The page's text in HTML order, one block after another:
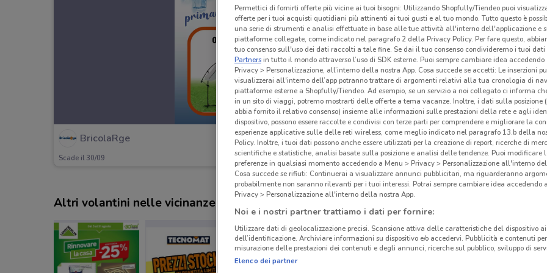
BricolaRge
Scade il 30/09 24.5 km
Altri volantini nelle vicinanze
e le
La
Permettici di fornirti offerte più vicine ai tuoi bisogni: Utilizzando Shopfully/Tiendeo puoi
offerte per i tuoi acquisti quotidiani più attinenti ai tuoi gusti e al tuo mondo. Tutto questo è
una serie di strumenti e analisi effettuate in base alle tue attività all'interno dell'applicazione e
piattaforme collegate, come indicato nel paragrafo 2 della Privacy Policy. Per fare questo,
tuo consenso sull'uso dei dati raccolti a tale fine. Se dai il tuo consenso condivideremo i tuoi dati
Partnersin tutto il mondo attraverso l’uso di SDK esterne. Puoi sempre cambiare idea accedendo
Privacy > Personalizzazione, all’interno della nostra App. Cosa succede se accetti: Le inserzioni
visualizzerai all'interno dell’app potranno trattare di argomenti relativi alla tua cronologia di
piattaforme esterne a Shopfully/Tiendeo. Ad esempio, se un servizio a noi collegato ci informa
in un sito di viaggi, potremo mostrarti delle offerte a tema vacanze. Inoltre, i dati sulla posizione
abbia fornito il relativo consenso) insieme alle informazioni sulle prestazioni della rete e agli
dispositivo, possono essere raccolte e condivisi con terze parti per comprendere e migliorare la
esperienze applicative sulle delle reti wireless, come meglio indicato nel paragrafo 13.b della
Policy. Inoltre, i tuoi dati possono anche essere utilizzati per la creazione di report, ricerche di
scientifiche e statistiche, analisi basate sulla posizione e analisi delle tendenze. Puoi modificare
preferenze in qualsiasi momento accedendo a Menu > Privacy > Personalizzazione all'interno
Cosa succede se rifiuti: Continuerai a visualizzare annunci pubblicitari, ma riguarderanno
probabilmente non saranno rilevanti per i tuoi interessi. Potrai sempre cambiare idea accedendo
Privacy > Personalizzazione all'interno della nostra App.
Noi e i nostri partner trattiamo i dati per fornire:
Utilizzare dati di geolocalizzazione precisi. Scansione attiva delle caratteristiche del dispositivo
dell’identificazione. Archiviare informazioni su dispositivo e/o accedervi. Pubblicità e contenuti
misurazione delle prestazioni dei contenuti e degli annunci, ricerche sul pubblico, sviluppo di
Elenco dei partner